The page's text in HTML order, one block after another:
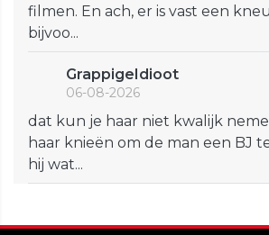
filmen. En ach, er is vast een
bijvoo...
GrappigeIdioot
06-08-2026
dat kun je haar niet kwalijk
haar knieën om de man een BJ
hij wat...